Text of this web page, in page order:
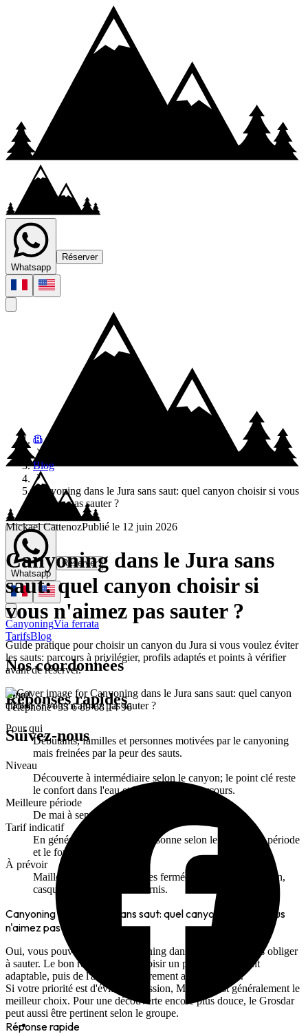
Whatsapp
Réserver
Whatsapp
Réserver
CanyoningVia ferrata
TarifsBlog
Nos coordonnées
Email
Téléphone+33 6 89 68 14 96
Suivez-nous
Blog
Canyoning dans le Jura sans saut: quel canyon choisir si vous
n'aimez pas sauter ?
Mickael CattenozPublié le 12 juin 2026
Canyoning dans le Jura sans
saut: quel canyon choisir si
vous n'aimez pas sauter ?
Guide pratique pour choisir un canyon du Jura si vous voulez éviter
les sauts: parcours à privilégier, profils adaptés et points à vérifier
avant de réserver.
Réponses rapides
Pour qui
Débutants, familles et personnes motivées par le canyoning
mais freinées par la peur des sauts.
Niveau
Découverte à intermédiaire selon le canyon; le point clé reste
le confort dans l'eau et l'ambiance du parcours.
Meilleure période
De mai à septembre.
Tarif indicatif
En général 45 à 75 € par personne selon le canyon, la période
et le format du groupe.
À prévoir
Maillot, serviette, chaussures fermées et eau; combinaison,
casque et baudrier sont fournis.
Canyoning dans le Jura sans saut: quel canyon choisir si vous
n'aimez pas sauter ?
Oui, vous pouvez faire du canyoning dans le Jura sans vous obliger
à sauter. Le bon réflexe est de choisir un parcours vraiment
adaptable, puis de l'annoncer clairement avant la sortie.
Si votre priorité est d'éviter la pression, Malvaux
est généralement le
meilleur choix. Pour une découverte encore plus douce, le Grosdar
peut aussi être pertinent selon le groupe.
Réponse rapide